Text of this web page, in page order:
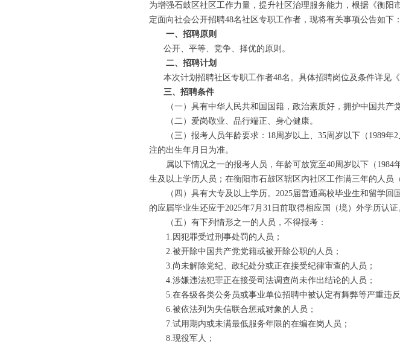
为增强石鼓区社区工作力量，提升社区治理服务能力，根据《衡
定面向社会公开招聘48名社区专职工作者，现将有关事项公告如下：
一、招聘原则
公开、平等、竞争、择优的原则。
二、招聘计划
本次计划招聘社区专职工作者48名。具体招聘岗位及条件详见
三、招聘条件
（一）具有中华人民共和国国籍，政治素质好，拥护中国共产党
（二）爱岗敬业、品行端正、身心健康。
（三）报考人员年龄要求：18周岁以上、35周岁以下（1989年
注的出生年月日为准。
属以下情况之一的报考人员，年龄可放宽至40周岁以下（1984
生及以上学历人员；在衡阳市石鼓区辖区内社区工作满三年的人员
（四）具有大专及以上学历。2025届普通高校毕业生和留学回
的应届毕业生还应于2025年7月31日前取得相应国（境）外学历认证
（五）有下列情形之一的人员，不得报考：
1.因犯罪受过刑事处罚的人员；
2.被开除中国共产党党籍或被开除公职的人员；
3.尚未解除党纪、政纪处分或正在接受纪律审查的人员；
4.涉嫌违法犯罪正在接受司法调查尚未作出结论的人员；
5.在各级各类公务员或事业单位招聘中被认定有舞弊等严重违反
6.被依法列为失信联合惩戒对象的人员；
7.试用期内或未满最低服务年限的在编在岗人员；
8.现役军人；